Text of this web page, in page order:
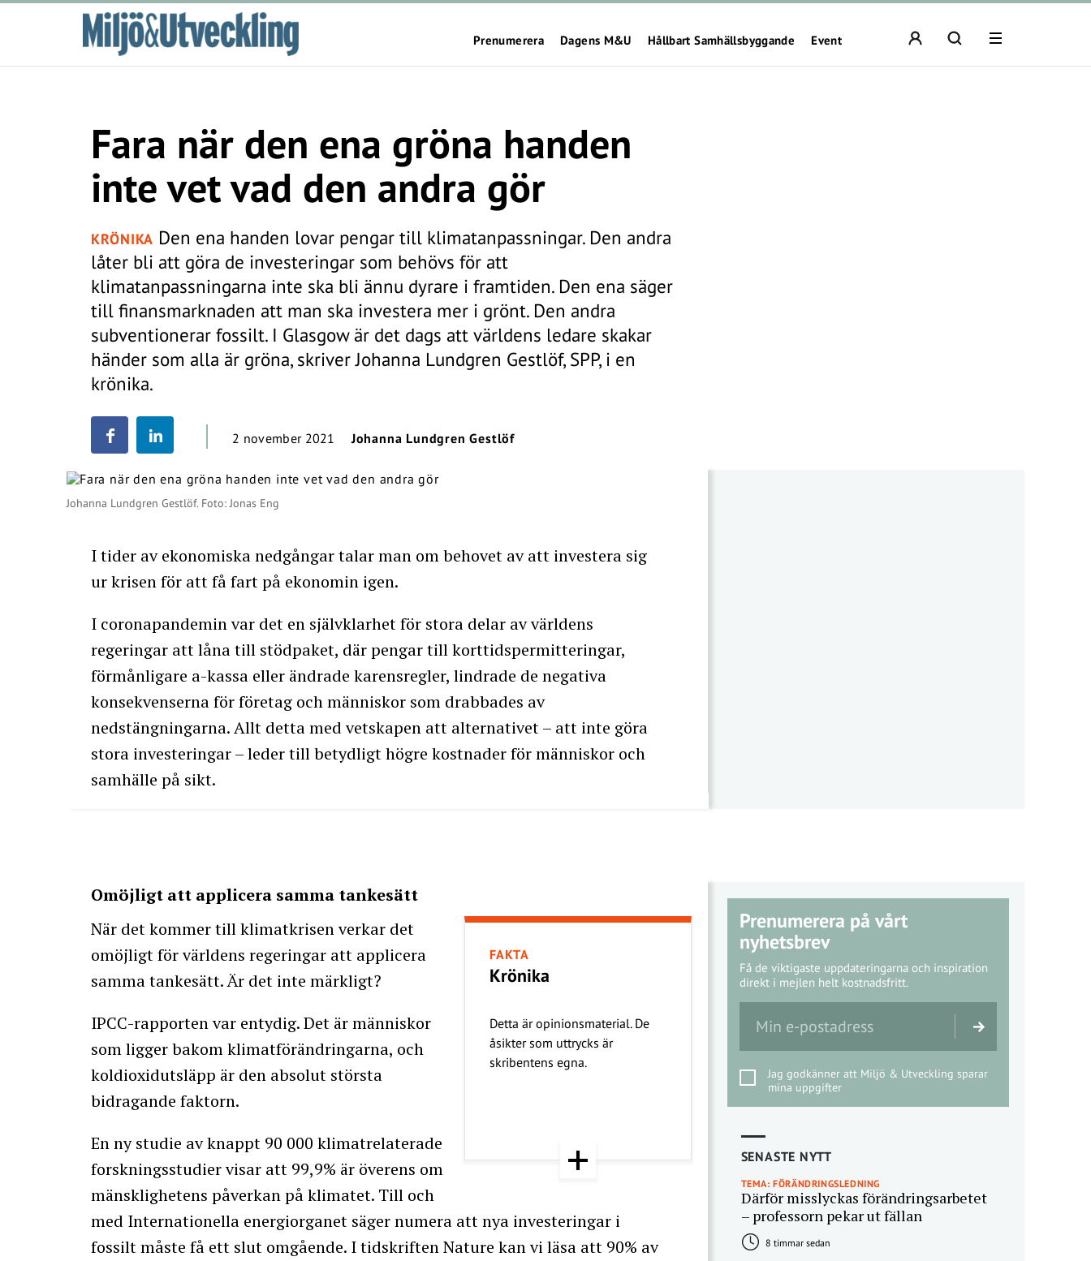
Prenumerera Dagens M&U Hållbart Samhällsbyggande Event
Fara när den ena gröna handen
inte vet vad den andra gör
KRÖNIKA Den ena handen lovar pengar till klimatanpassningar. Den andra
låter bli att göra de investeringar som behövs för att
klimatanpassningarna inte ska bli ännu dyrare i framtiden. Den ena säger
till finansmarknaden att man ska investera mer i grönt. Den andra
subventionerar fossilt. I Glasgow är det dags att världens ledare skakar
händer som alla är gröna, skriver Johanna Lundgren Gestlöf, SPP, i en
krönika.
2 november 2021 Johanna Lundgren Gestlöf
Johanna Lundgren Gestlöf. Foto: Jonas Eng
I tider av ekonomiska nedgångar talar man om behovet av att investera sig
ur krisen för att få fart på ekonomin igen.
I coronapandemin var det en självklarhet för stora delar av världens
regeringar att låna till stödpaket, där pengar till korttidspermitteringar,
förmånligare a-kassa eller ändrade karensregler, lindrade de negativa
konsekvenserna för företag och människor som drabbades av
nedstängningarna. Allt detta med vetskapen att alternativet – att inte göra
stora investeringar – leder till betydligt högre kostnader för människor och
samhälle på sikt.
Omöjligt att applicera samma tankesätt
FAKTA
Krönika
Detta är opinionsmaterial. De
åsikter som uttrycks är
skribentens egna.
När det kommer till klimatkrisen verkar det
omöjligt för världens regeringar att applicera
samma tankesätt. Är det inte märkligt?
IPCC-rapporten var entydig. Det är människor
som ligger bakom klimatförändringarna, och
koldioxidutsläpp är den absolut största
bidragande faktorn.
En ny studie av knappt 90 000 klimatrelaterade
forskningsstudier visar att 99,9% är överens om
mänsklighetens påverkan på klimatet. Till och
med Internationella energiorganet säger numera att nya investeringar i
fossilt måste få ett slut omgående. I tidskriften Nature kan vi läsa att 90% av
Prenumerera på vårt
nyhetsbrev
Få de viktigaste uppdateringarna och inspiration
direkt i mejlen helt kostnadsfritt.
Jag godkänner att Miljö & Utveckling sparar
mina uppgifter
SENASTE NYTT
TEMA: FÖRÄNDRINGSLEDNING
Därför misslyckas förändringsarbetet
– professorn pekar ut fällan
8 timmar sedan